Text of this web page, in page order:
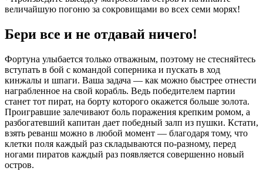
величайшую погоню за сокровищами во всех семи морях!
Бери все и не отдавай ничего!
Фортуна улыбается только отважным, поэтому не стесняйтесь
вступать в бой с командой соперника и пускать в ход
кинжалы и шпаги. Ваша задача — как можно быстрее отнести
награбленное на свой корабль. Ведь победителем партии
станет тот пират, на борту которого окажется больше золота.
Проигравшие залечивают боль поражения крепким ромом, а
разбогатевший капитан дает победный залп из пушки. Кстати,
взять реванш можно в любой момент — благодаря тому, что
клетки поля каждый раз складываются по-разному, перед
ногами пиратов каждый раз появляется совершенно новый
остров.